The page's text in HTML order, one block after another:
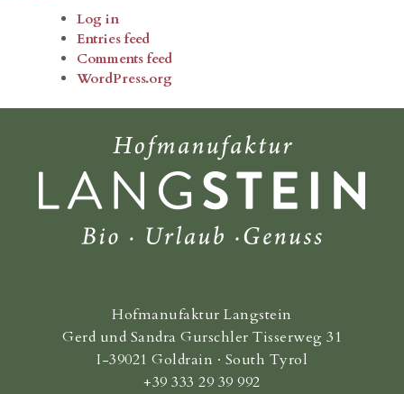
Log in
Entries feed
Comments feed
WordPress.org
Hofmanufaktur Langstein
Gerd und Sandra Gurschler Tisserweg 31
I-39021 Goldrain · South Tyrol
+39 333 29 39 992